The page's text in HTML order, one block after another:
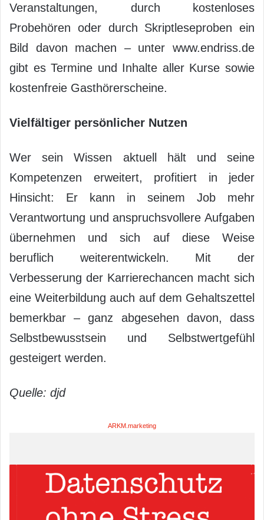
Veranstaltungen, durch kostenloses
Probehören oder durch Skriptleseproben ein
Bild davon machen – unter www.endriss.de
gibt es Termine und Inhalte aller Kurse sowie
kostenfreie Gasthörerscheine.
Vielfältiger persönlicher Nutzen
Wer sein Wissen aktuell hält und seine
Kompetenzen erweitert, profitiert in jeder
Hinsicht: Er kann in seinem Job mehr
Verantwortung und anspruchsvollere Aufgaben
übernehmen und sich auf diese Weise
beruflich weiterentwickeln. Mit der
Verbesserung der Karrierechancen macht sich
eine Weiterbildung auch auf dem Gehaltszettel
bemerkbar – ganz abgesehen davon, dass
Selbstbewusstsein und Selbstwertgefühl
gesteigert werden.
Quelle: djd
ARKM.marketing